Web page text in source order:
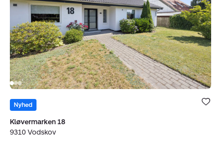
Vodskov
Bolig er
under dine
Nyhed
Kløvermarken 18
9310 Vodskov